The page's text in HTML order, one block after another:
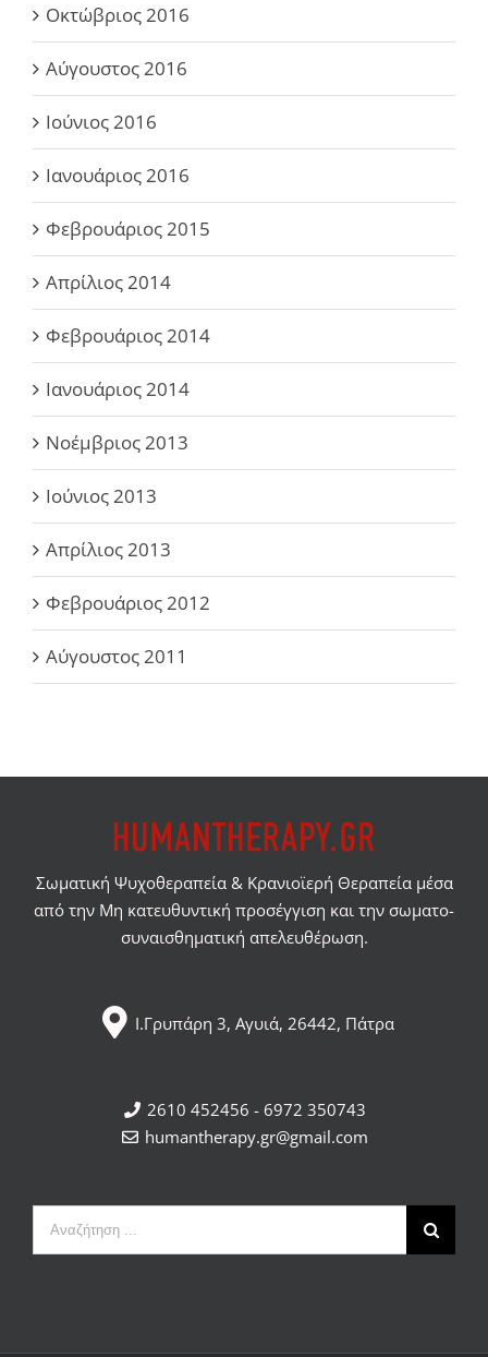
Οκτώβριος 2016
Αύγουστος 2016
Ιούνιος 2016
Ιανουάριος 2016
Φεβρουάριος 2015
Απρίλιος 2014
Φεβρουάριος 2014
Ιανουάριος 2014
Νοέμβριος 2013
Ιούνιος 2013
Απρίλιος 2013
Φεβρουάριος 2012
Αύγουστος 2011
Σωματική Ψυχοθεραπεία & Κρανιοϊερή Θεραπεία μέσα
από την Μη κατευθυντική προσέγγιση και την σωματο-
συναισθηματική απελευθέρωση.
Ι.Γρυπάρη 3, Αγυιά, 26442, Πάτρα
2610 452456 - 6972 350743
humantherapy.gr@gmail.com